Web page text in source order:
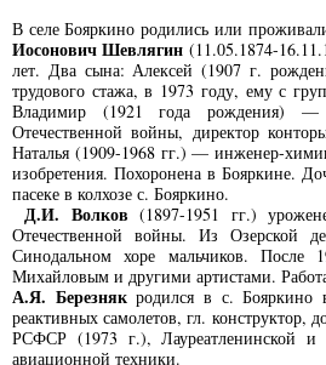
В селе Бояркино родились или
Иосонович Шевлягин (11.05.1874-
лет. Два сына: Алексей (1907 г.
трудового стажа, в 1973 году, ему с
Владимир (1921 года рождения) —
Отечественной войны, директор
Наталья (1909-1968 гг.) — инженер-
изобретения. Похоронена в Бояркине.
пасеке в колхозе с. Бояркино.
Д.И. Волков (1897-1951 гг.)
Отечественной войны. Из Озерской
Синодальном хоре мальчиков. После
Михайловым и другими артистами.
А.Я. Березнякродился в с. Бояркино в
реактивных самолетов, гл. конструктор,
РСФСР (1973 г.), Лауреатленинской и
авиационной техники.